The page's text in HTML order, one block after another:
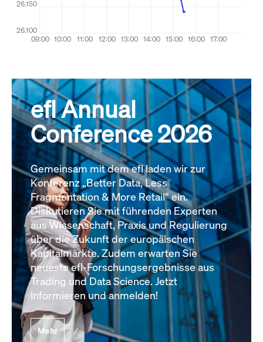
efl Annual
Conference 2026
Gemeinsam mit dem efl laden wir zur
Konferenz „Better Data, Less
Fragmentation & More Retail“ ein.
Diskutieren Sie mit führenden Experten
aus Wissenschaft, Praxis und Regulierung
über die Zukunft der europäischen
Kapitalmärkte. Zudem erwarten Sie
neueste efl-Forschungsergebnisse aus
Trading und Data Science. Jetzt
informieren und anmelden!
Mehr